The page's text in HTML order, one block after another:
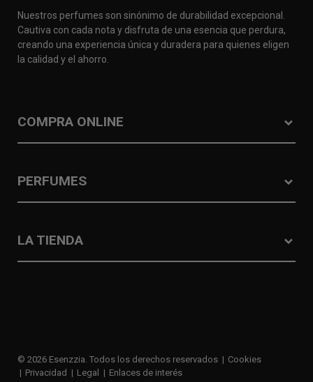
Nuestros perfumes son sinónimo de durabilidad excepcional.
Cautiva con cada nota y disfruta de una esencia que perdura,
creando una experiencia única y duradera para quienes eligen
la calidad y el ahorro.
COMPRA ONLINE
PERFUMES
LA TIENDA
© 2026 Esenzzia. Todos los derechos reservados
Cookies
Privacidad
Legal Enlaces de interés